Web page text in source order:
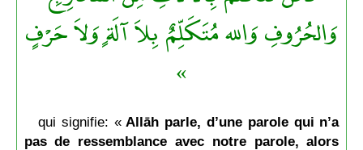
وَالحُرُوفِ وَالله مُتَكَلِّمٌ بِلاَ آلَةٍ وَلاَ حَرْفٍ
»
qui signifie: «Allāh parle, d’une parole qui n’a
pas de ressemblance avec notre parole, alors